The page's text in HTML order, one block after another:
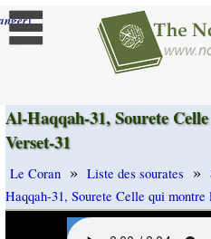
]
Al-Haqqah-31, Sourete
Verset-31
Le Coran » Liste des sourates »
Haqqah-31, Sourete Celle qui